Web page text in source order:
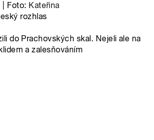
| Foto: Kateřina
rozhlas
do Prachovských skal. Nejeli ale na
a zalesňováním